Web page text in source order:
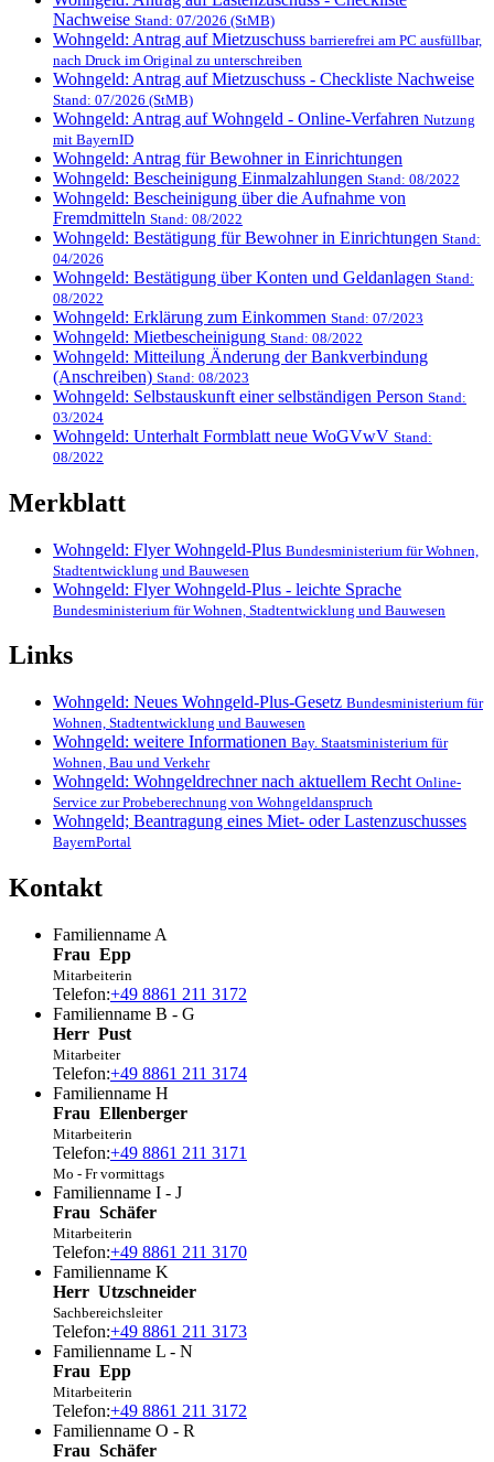
Nachweise Stand: 07/2026 (StMB)
Wohngeld: Antrag auf Mietzuschuss barrierefrei am PC ausfüllbar,
nach Druck im Original zu unterschreiben
Wohngeld: Antrag auf Mietzuschuss - Checkliste Nachweise
Stand: 07/2026 (StMB)
Wohngeld: Antrag auf Wohngeld - Online-Verfahren Nutzung
mit BayernID
Wohngeld: Antrag für Bewohner in Einrichtungen
Wohngeld: Bescheinigung Einmalzahlungen Stand: 08/2022
Wohngeld: Bescheinigung über die Aufnahme von
Fremdmitteln Stand: 08/2022
Wohngeld: Bestätigung für Bewohner in Einrichtungen Stand:
04/2026
Wohngeld: Bestätigung über Konten und Geldanlagen Stand:
08/2022
Wohngeld: Erklärung zum Einkommen Stand: 07/2023
Wohngeld: Mietbescheinigung Stand: 08/2022
Wohngeld: Mitteilung Änderung der Bankverbindung
(Anschreiben) Stand: 08/2023
Wohngeld: Selbstauskunft einer selbständigen Person Stand:
03/2024
Wohngeld: Unterhalt Formblatt neue WoGVwV Stand:
08/2022
Merkblatt
Wohngeld: Flyer Wohngeld-Plus Bundesministerium für Wohnen,
Stadtentwicklung und Bauwesen
Wohngeld: Flyer Wohngeld-Plus - leichte Sprache
Bundesministerium für Wohnen, Stadtentwicklung und Bauwesen
Links
Wohngeld: Neues Wohngeld-Plus-Gesetz Bundesministerium für
Wohnen, Stadtentwicklung und Bauwesen
Wohngeld: weitere Informationen Bay. Staatsministerium für
Wohnen, Bau und Verkehr
Wohngeld: Wohngeldrechner nach aktuellem Recht Online-
Service zur Probeberechnung von Wohngeldanspruch
Wohngeld; Beantragung eines Miet- oder Lastenzuschusses
BayernPortal
Kontakt
Familienname A
Frau Epp
Mitarbeiterin
Telefon:+49 8861 211 3172
Familienname B - G
Herr Pust
Mitarbeiter
Telefon:+49 8861 211 3174
Familienname H
Frau Ellenberger
Mitarbeiterin
Telefon:+49 8861 211 3171
Mo - Fr vormittags
Familienname I - J
Frau Schäfer
Mitarbeiterin
Telefon:+49 8861 211 3170
Familienname K
Herr Utzschneider
Sachbereichsleiter
Telefon:+49 8861 211 3173
Familienname L - N
Frau Epp
Mitarbeiterin
Telefon:+49 8861 211 3172
Familienname O - R
Frau Schäfer